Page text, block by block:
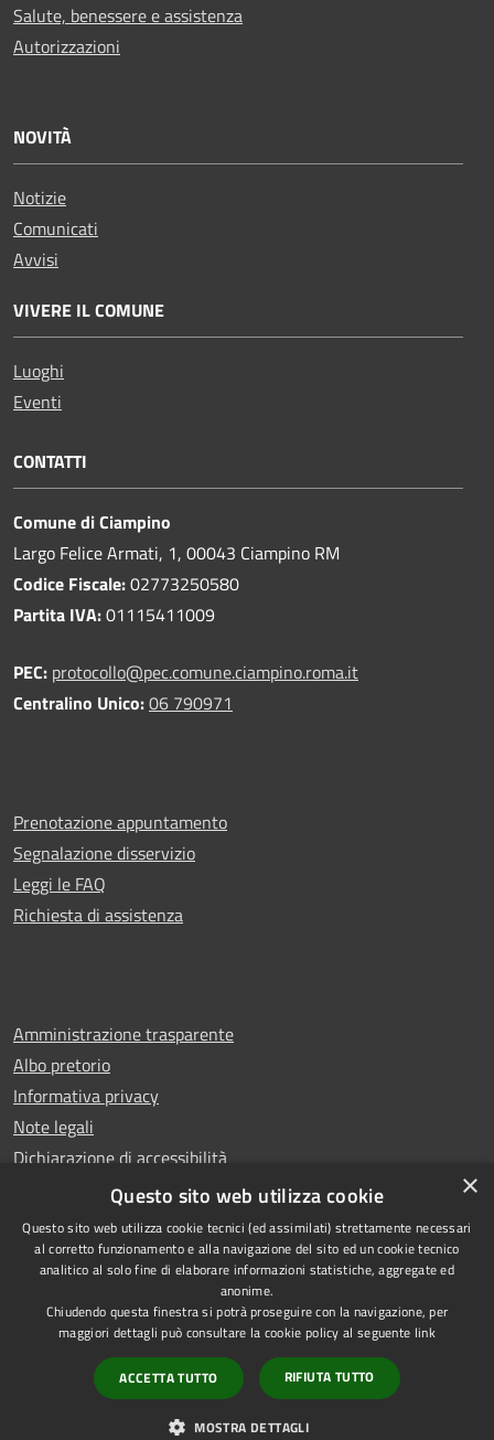
Salute, benessere e assistenza
Autorizzazioni
NOVITÀ
Notizie
Comunicati
Avvisi
VIVERE IL COMUNE
Luoghi
Eventi
CONTATTI
Comune di Ciampino
Largo Felice Armati, 1, 00043 Ciampino RM
Codice Fiscale:02773250580
Partita IVA:01115411009
PEC: protocollo@pec.comune.ciampino.roma.it
Centralino Unico:06 790971
Prenotazione appuntamento
Segnalazione disservizio
Leggi le FAQ
Richiesta di assistenza
Amministrazione trasparente
Albo pretorio
Informativa privacy
Note legali
Dichiarazione di accessibilità
Whistleblowing
Accessibilità
di Ciampino
Powered byMunicipium
• Accesso redazione
×
Questo sito web utilizza cookie
Questo sito web utilizza cookie tecnici (ed assimilati) strettamente necessari
al corretto funzionamento e alla navigazione del sito ed un cookie tecnico
analitico al solo fine di elaborare informazioni statistiche, aggregate ed
anonime.
Chiudendo questa finestra si potrà proseguire con la navigazione, per
maggiori dettagli può consultare la cookie policy al seguente link
ACCETTA TUTTO RIFIUTA TUTTO
MOSTRA DETTAGLI